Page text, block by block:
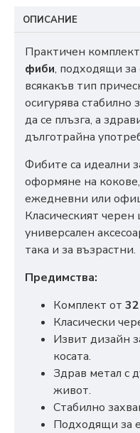
ОПИСАНИЕ
Практичен
фиби, подходящи
всякакъв тип
осигурява стабилно
да се плъзга, а
дълготрайна
Фибите са идеални
оформяне на
ежедневни или
Класическият
универсален
така и за възрастни.
Предимства:
Комплект от
Класически
Извит дизайн
косата.
Здрав метал с
живот.
Стабилно
Подходящи за